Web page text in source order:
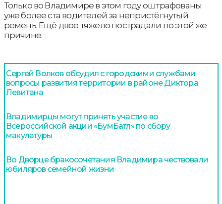
Только во Владимире в этом году оштрафованы
уже более ста водителей за непристёгнутый
ремень. Ещё двое тяжело пострадали по этой же
причине.
Сергей Волков обсудил с городскими службами
вопросы развития территории в районе Диктора
Левитана
Владимирцы могут принять участие во
Всероссийской акции «БумБатл» по сбору
макулатуры
Во Дворце бракосочетания Владимира чествовали
юбиляров семейной жизни